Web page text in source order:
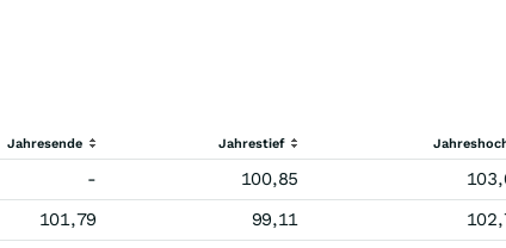
Jahresende Jahrestief
- 100,85
101,79 99,11